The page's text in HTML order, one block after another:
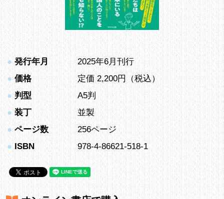
● 発行年月
2025年6月刊行
● 価格
定価 2,200円（税込）
● 判型
A5判
● 装丁
並製
● ページ数
256ページ
● ISBN 978-4-86621-518-1